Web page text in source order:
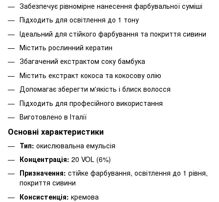
Забезпечує рівномірне нанесення фарбувальної суміші
Підходить для освітлення до 1 тону
Ідеальний для стійкого фарбування та покриття сивини
Містить рослинний кератин
Збагачений екстрактом соку бамбука
Містить екстракт кокоса та кокосову олію
Допомагає зберегти м'якість і блиск волосся
Підходить для професійного використання
Виготовлено в Італії
Основні характеристики
Тип: окислювальна емульсія
Концентрація: 20 VOL (6%)
Призначення: стійке фарбування, освітлення до 1 рівня,
покриття сивини
Консистенція: кремова